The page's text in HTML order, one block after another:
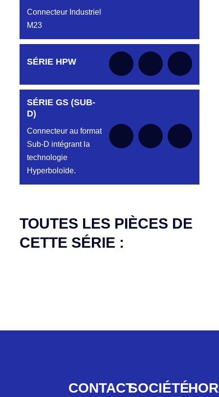
Connecteur Industriel
M23
Aucune pièce disponible pour cette série pour
le moment
SÉRIE HPW
Aucune pièce disponible pour cette série pour
SÉRIE GS (SUB-
D)
Connecteur au format
Sub-D intégrant la
technologie
Hyperboloïde.
TOUTES LES PIÈCES DE
CETTE SÉRIE :
CONTACTSOCIÉTÉ